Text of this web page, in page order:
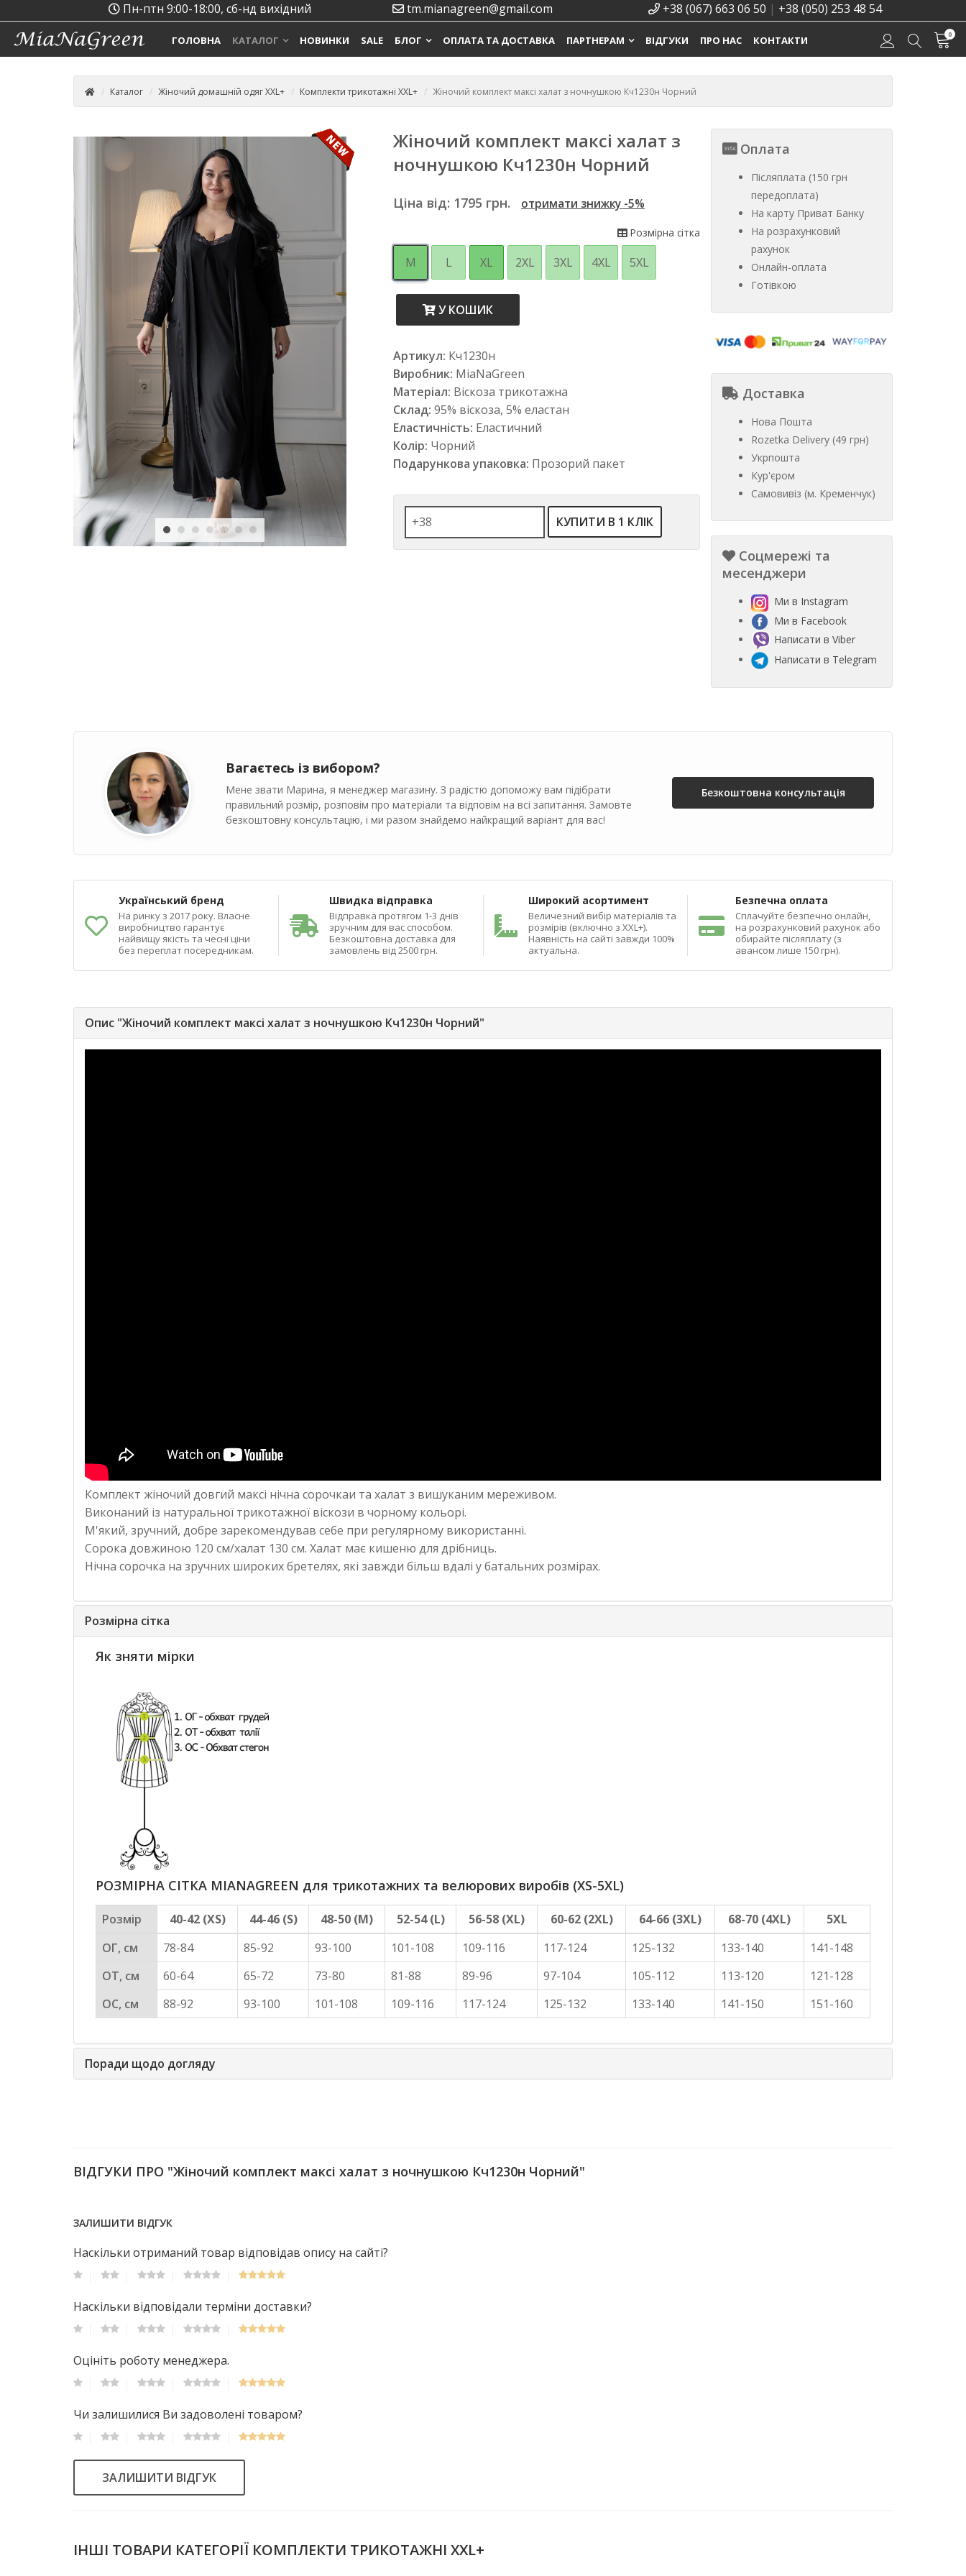
Пн-птн 9:00-18:00, сб-нд вихідний tm.mianagreen@gmail.com +38 (067) 663 06 50 | +38 (050) 253 48 54
0
ГОЛОВНА КАТАЛОГ НОВИНКИ SALE БЛОГ ОПЛАТА ТА ДОСТАВКА ПАРТНЕРАМ ВІДГУКИ ПРО НАС КОНТАКТИ
Каталог Жіночий домашній одяг XXL+ Комплекти трикотажні XXL+ Жіночий комплект максі халат з ночнушкою Кч1230н Чорний
Жіночий комплект максі халат з
ночнушкою Кч1230н Чорний
Ціна від: 1795 грн. отримати знижку -5%
Розмірна сітка
M L XL 2XL 3XL 4XL 5XL
У КОШИК
Артикул: Кч1230н
Виробник: MiaNaGreen
Матеріал: Віскоза трикотажна
Склад: 95% віскоза, 5% еластан
Еластичність: Еластичний
Колір: Чорний
Подарункова упаковка: Прозорий пакет
КУПИТИ В 1 КЛІК
Оплата
Післяплата (150 грн
передоплата)
На карту Приват Банку
На розрахунковий
рахунок
Онлайн-оплата
Готівкою
Доставка
Нова Пошта
Rozetka Delivery (49 грн)
Укрпошта
Кур'єром
Самовивіз (м. Кременчук)
Соцмережі та
месенджери
Ми в Instagram
Ми в Facebook
Написати в Viber
Написати в Telegram
Вагаєтесь із вибором?
Мене звати Марина, я менеджер магазину. З радістю допоможу вам підібрати
правильний розмір, розповім про матеріали та відповім на всі запитання. Замовте
безкоштовну консультацію, і ми разом знайдемо найкращий варіант для вас!
Безкоштовна консультація
Український бренд
На ринку з 2017 року. Власне
виробництво гарантує
найвищу якість та чесні ціни
без переплат посередникам.
Швидка відправка
Відправка протягом 1-3 днів
зручним для вас способом.
Безкоштовна доставка для
замовлень від 2500 грн.
Широкий асортимент
Величезний вибір матеріалів та
розмірів (включно з XXL+).
Наявність на сайті завжди 100%
актуальна.
Безпечна оплата
Сплачуйте безпечно онлайн,
на розрахунковий рахунок або
обирайте післяплату (з
авансом лише 150 грн).
Опис "Жіночий комплект максі халат з ночнушкою Кч1230н Чорний"
Комплект жіночий довгий максі нічна сорочкаи та халат з вишуканим мереживом.
Виконаний із натуральної трикотажної віскози в чорному кольорі.
М'який, зручний, добре зарекомендував себе при регулярному використанні.
Сорока довжиною 120 см/халат 130 см. Халат має кишеню для дрібниць.
Нічна сорочка на зручних широких бретелях, які завжди більш вдалі у батальних розмірах.
Розмірна сітка
Як зняти мірки
РОЗМІРНА СІТКА MIANAGREEN для трикотажних та велюрових виробів (XS-5XL)
Розмір 40-42 (XS) 44-46 (S) 48-50 (M) 52-54 (L) 56-58 (XL) 60-62 (2XL) 64-66 (3XL) 68-70 (4XL)
5XL
ОГ, см
78-84 85-92 93-100 101-108 109-116 117-124 125-132 133-140
141-148
ОТ, см
60-64 65-72 73-80 81-88 89-96 97-104 105-112 113-120
121-128
ОС, см
88-92 93-100 101-108 109-116 117-124 125-132 133-140 141-150 151-160
Поради щодо догляду
ВІДГУКИ ПРО "Жіночий комплект максі халат з ночнушкою Кч1230н Чорний"
ЗАЛИШИТИ ВІДГУК
Наскільки отриманий товар відповідав опису на сайті?
Наскільки відповідали терміни доставки?
Оцініть роботу менеджера.
Чи залишилися Ви задоволені товаром?
ЗАЛИШИТИ ВІДГУК
ІНШІ ТОВАРИ КАТЕГОРІЇ КОМПЛЕКТИ ТРИКОТАЖНІ XXL+